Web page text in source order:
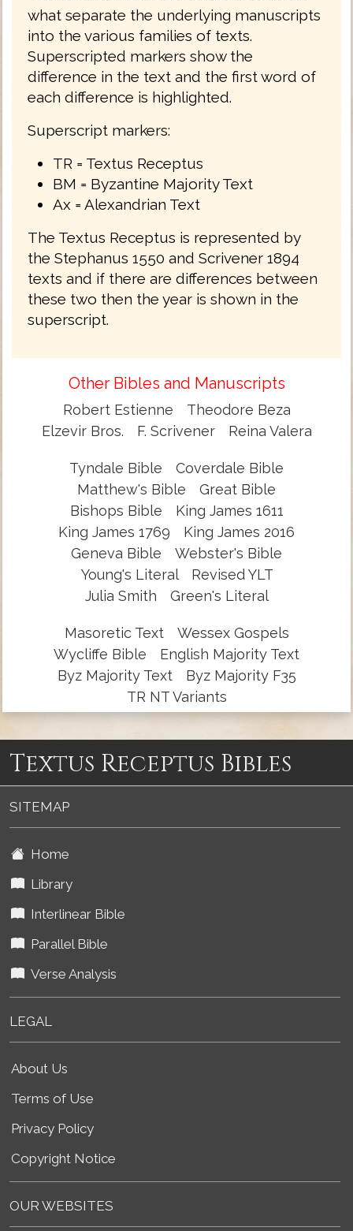
what separate the underlying manuscripts
into the various families of texts.
Superscripted markers show the
difference in the text and the first word of
each difference is highlighted.
Superscript markers:
TR = Textus Receptus
BM = Byzantine Majority Text
Ax = Alexandrian Text
The Textus Receptus is represented by
the Stephanus 1550 and Scrivener 1894
texts and if there are differences between
these two then the year is shown in the
superscript.
Other Bibles and Manuscripts
Robert Estienne
Theodore Beza
Elzevir Bros.
F. Scrivener Reina Valera
Tyndale Bible
Coverdale Bible
Matthew's Bible
Great Bible
Bishops Bible
King James 1611
King James 1769
King James 2016
Geneva Bible
Webster's Bible
Young's Literal
Revised YLT
Julia Smith
Green's Literal
Masoretic Text
Wessex Gospels
Wycliffe Bible
English Majority Text
Byz Majority Text
Byz Majority F35
TR NT Variants
Textus Receptus Bibles
SITEMAP
Home
Library
Interlinear Bible
Parallel Bible
Verse Analysis
LEGAL
About Us
Terms of Use
Privacy Policy
Copyright Notice
OUR WEBSITES